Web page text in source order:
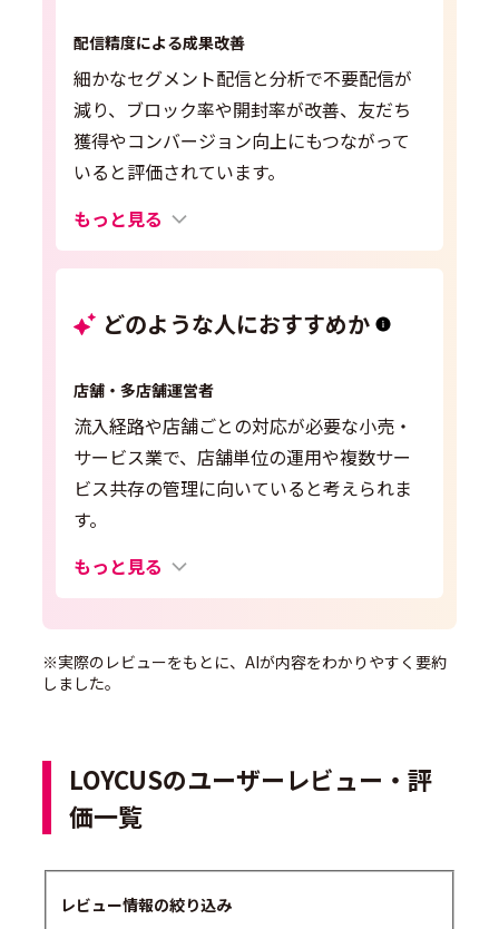
配信精度による成果改善
細かなセグメント配信と分析で不要配信が
減り、ブロック率や開封率が改善、友だち
獲得やコンバージョン向上にもつながって
いると評価されています。
もっと見る
どのような人におすすめか
店舗・多店舗運営者
流入経路や店舗ごとの対応が必要な小売・
サービス業で、店舗単位の運用や複数サー
ビス共存の管理に向いていると考えられま
す。
もっと見る
※実際のレビューをもとに、AIが内容をわかりやすく要約
しました。
LOYCUSのユーザーレビュー・評
価一覧
レビュー情報の絞り込み